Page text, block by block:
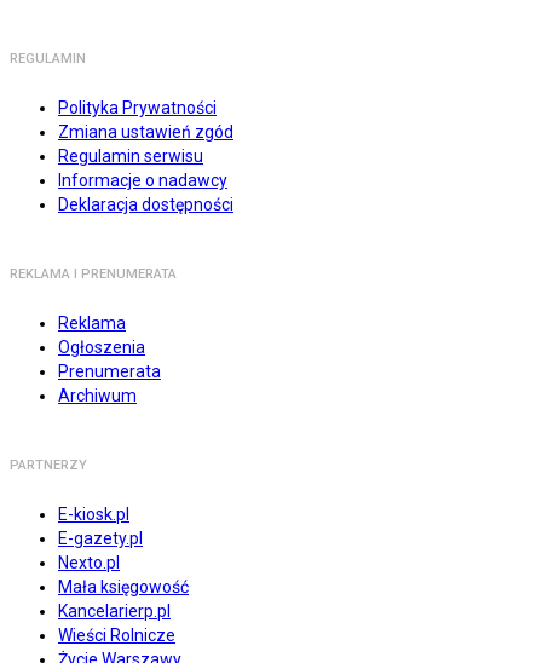
REGULAMIN
Polityka Prywatności
Zmiana ustawień zgód
Regulamin serwisu
Informacje o nadawcy
Deklaracja dostępności
REKLAMA I PRENUMERATA
Reklama
Ogłoszenia
Prenumerata
Archiwum
PARTNERZY
E-kiosk.pl
E-gazety.pl
Nexto.pl
Mała księgowość
Kancelarierp.pl
Wieści Rolnicze
Życie Warszawy